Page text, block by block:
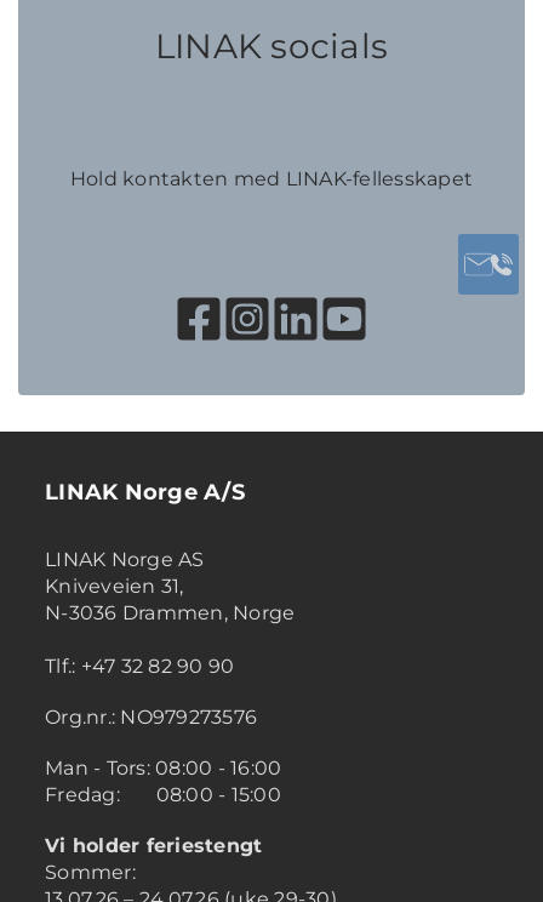
LINAK socials
Hold kontakten med LINAK-fellesskapet
LINAK Norge A/S
LINAK Norge AS
Kniveveien 31,
N-3036 Drammen, Norge
Tlf.: +47 32 82 90 90
Org.nr.: NO979273576
Man - Tors: 08:00 - 16:00
Fredag: 08:00 - 15:00
Vi holder feriestengt
Sommer: